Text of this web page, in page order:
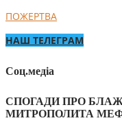
ПОЖЕРТВА
НАШ ТЕЛЕГРАМ
Соц.медіа
СПОГАДИ ПРО
МИТРОПОЛИТА